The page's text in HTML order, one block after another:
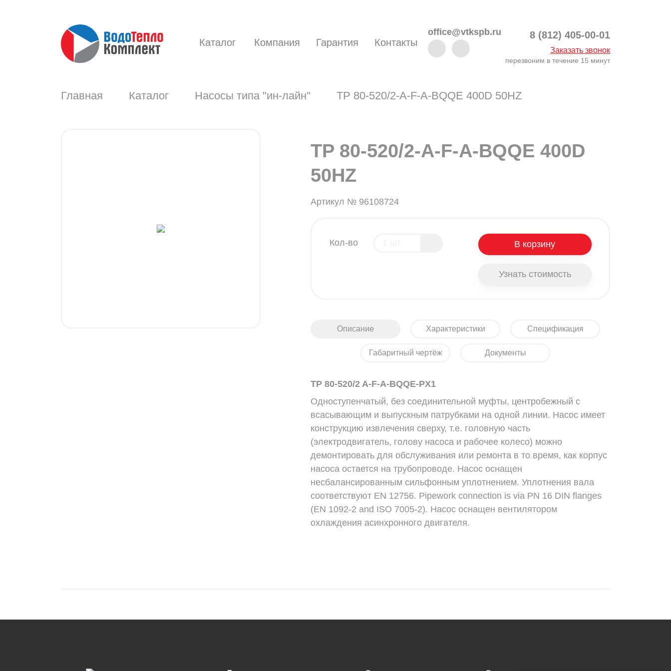
Каталог Компания Гарантия Контакты
office@vtkspb.ru 8 (812) 405-00-01
Заказать звонок
перезвоним в течение 15 минут
Главная Каталог Насосы типа "ин-лайн" TP 80-520/2-A-F-A-BQQE 400D 50HZ
TP 80-520/2-A-F-A-BQQE 400D
50HZ
Артикул № 96108724
Кол-во В корзину
Узнать стоимость
Описание Характеристики Спецификация
Габаритный чертёж Документы
TP 80-520/2 A-F-A-BQQE-PX1
Одноступенчатый, без соединительной муфты, центробежный с
всасывающим и выпускным патрубками на одной линии. Насос имеет
конструкцию извлечения сверху, т.е. головную часть
(электродвигатель, голову насоса и рабочее колесо) можно
демонтировать для обслуживания или ремонта в то время, как корпус
насоса остается на трубопроводе. Насос оснащен
несбалансированным сильфонным уплотнением. Уплотнения вала
соответствуют EN 12756. Pipework connection is via PN 16 DIN flanges
(EN 1092-2 and ISO 7005-2). Насос оснащен вентилятором
охлаждения асинхронного двигателя.